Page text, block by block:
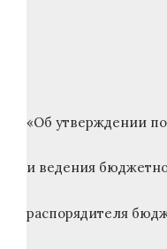
«Об утверждении
и ведения
распорядителя